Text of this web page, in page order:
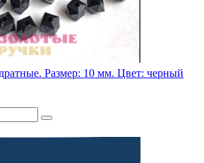
Размер: 10 мм. Цвет: черный